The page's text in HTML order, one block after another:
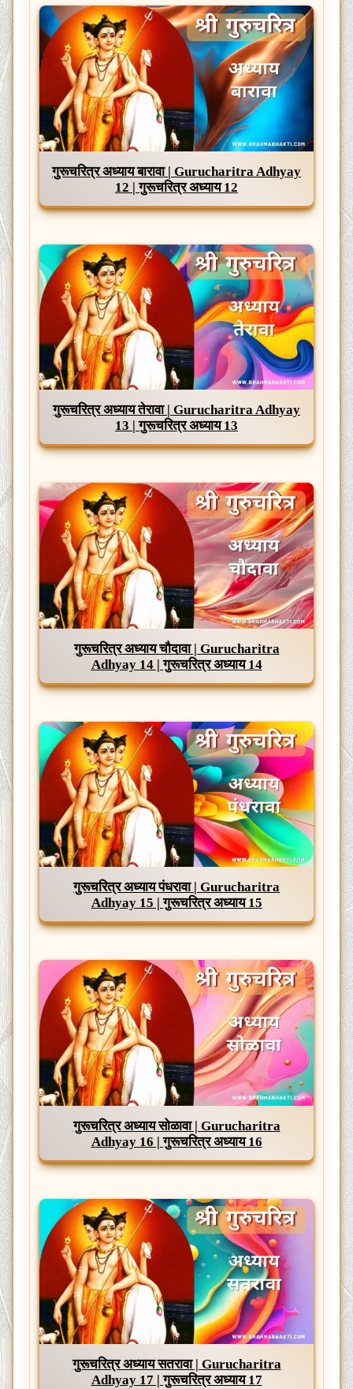
गुरूचरित्र अध्याय बारावा | Gurucharitra Adhyay
12 | गुरूचरित्र अध्याय 12
गुरूचरित्र अध्याय तेरावा | Gurucharitra Adhyay
13 | गुरूचरित्र अध्याय 13
गुरूचरित्र अध्याय चौदावा | Gurucharitra
Adhyay 14 | गुरूचरित्र अध्याय 14
गुरूचरित्र अध्याय पंधरावा | Gurucharitra
Adhyay 15 | गुरूचरित्र अध्याय 15
गुरूचरित्र अध्याय सोळावा | Gurucharitra
Adhyay 16 | गुरूचरित्र अध्याय 16
गुरूचरित्र अध्याय सतरावा | Gurucharitra
Adhyay 17 | गुरूचरित्र अध्याय 17